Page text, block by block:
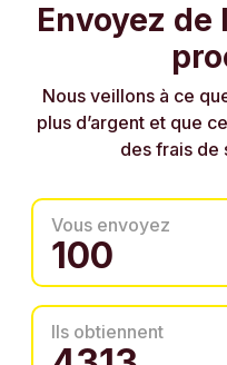
Envoyez
Nous veillons à ce
plus d’argent et que
des frais de
Vous envoyez
Ils obtiennent